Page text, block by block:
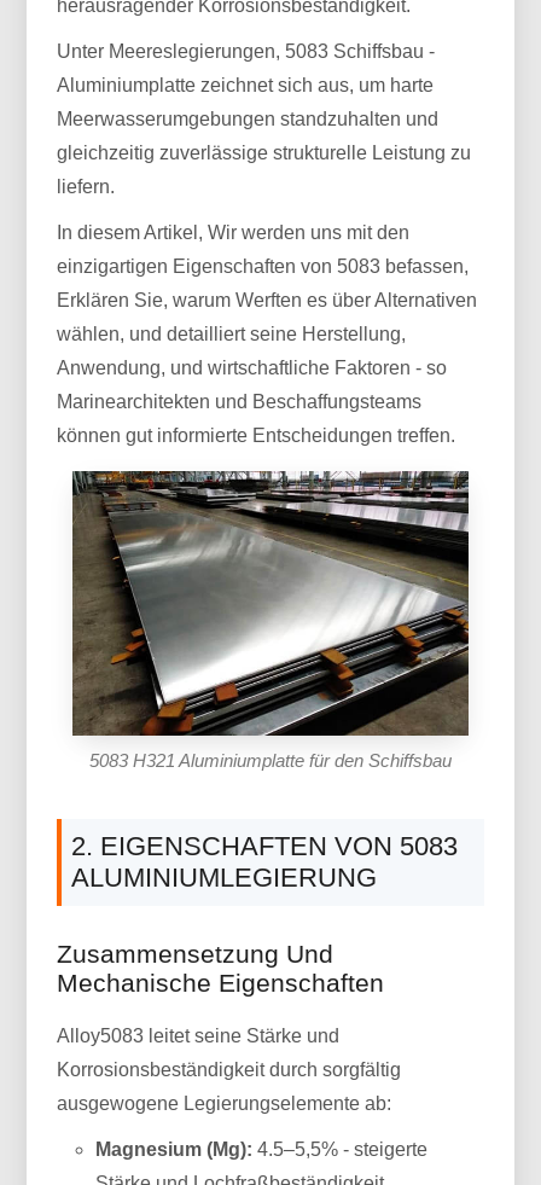
herausragender Korrosionsbeständigkeit.
Unter Meereslegierungen, 5083 Schiffsbau -
Aluminiumplatte zeichnet sich aus, um harte
Meerwasserumgebungen standzuhalten und
gleichzeitig zuverlässige strukturelle Leistung zu
liefern.
In diesem Artikel, Wir werden uns mit den
einzigartigen Eigenschaften von 5083 befassen,
Erklären Sie, warum Werften es über Alternativen
wählen, und detailliert seine Herstellung,
Anwendung, und wirtschaftliche Faktoren - so
Marinearchitekten und Beschaffungsteams
können gut informierte Entscheidungen treffen.
5083 H321 Aluminiumplatte für den Schiffsbau
2. EIGENSCHAFTEN VON 5083
ALUMINIUMLEGIERUNG
Zusammensetzung Und
Mechanische Eigenschaften
Alloy5083 leitet seine Stärke und
Korrosionsbeständigkeit durch sorgfältig
ausgewogene Legierungselemente ab:
Magnesium (Mg): 4.5–5,5% - steigerte